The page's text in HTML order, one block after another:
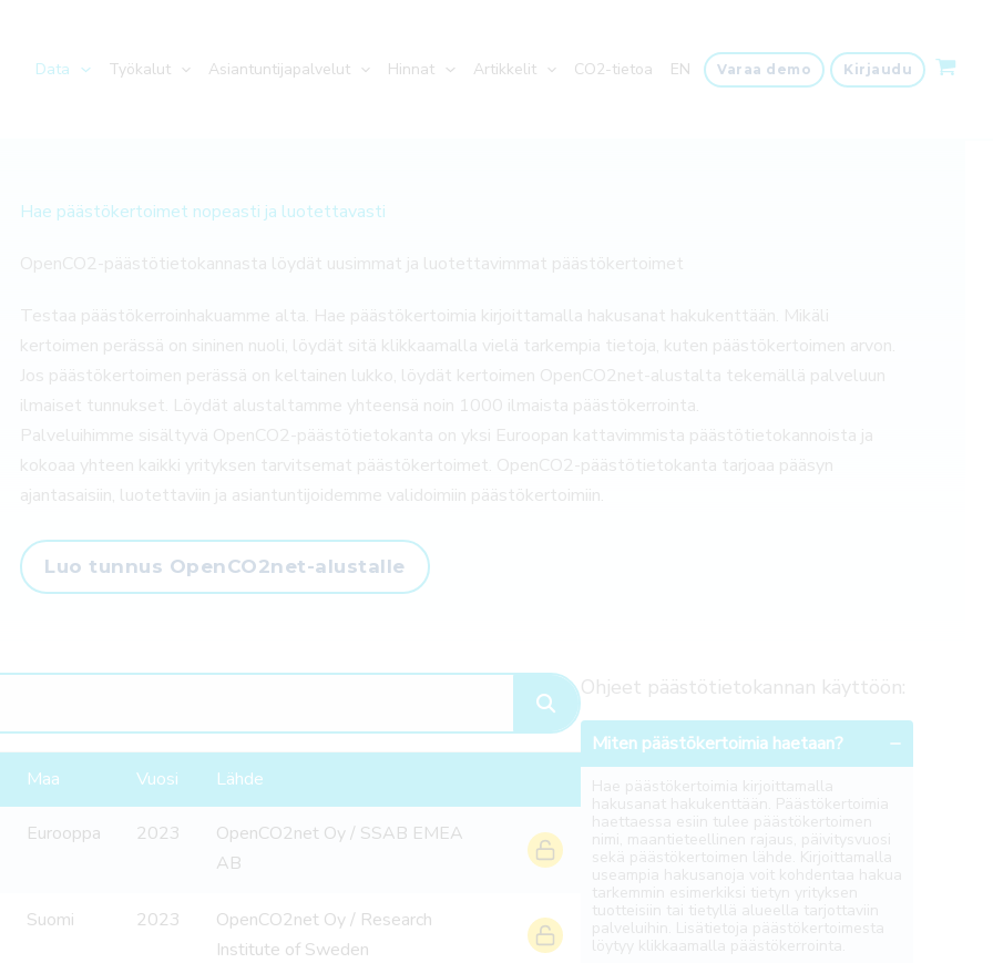
Data Työkalut Asiantuntijapalvelut Hinnat Artikkelit CO2-tietoa EN Varaa demo Kirjaudu
Hae päästökertoimet nopeasti ja luotettavasti
OpenCO2-päästötietokannasta löydät uusimmat ja luotettavimmat päästökertoimet
Testaa päästökerroinhakuamme alta. Hae päästökertoimia kirjoittamalla hakusanat hakukenttään. Mikäli
kertoimen perässä on sininen nuoli, löydät sitä klikkaamalla vielä tarkempia tietoja, kuten päästökertoimen arvon.
Jos päästökertoimen perässä on keltainen lukko, löydät kertoimen OpenCO2net-alustalta tekemällä palveluun
ilmaiset tunnukset. Löydät alustaltamme yhteensä noin 1000 ilmaista päästökerrointa.
Palveluihimme sisältyvä OpenCO2-päästötietokanta on yksi Euroopan kattavimmista päästötietokannoista ja
kokoaa yhteen kaikki yrityksen tarvitsemat päästökertoimet. OpenCO2-päästötietokanta tarjoaa pääsyn
ajantasaisiin, luotettaviin ja asiantuntijoidemme validoimiin päästökertoimiin.
Luo tunnus OpenCO2net-alustalle
Maa Vuosi Lähde
Eurooppa 2023
OpenCO2net Oy / SSAB EMEA
AB
Suomi 2023
OpenCO2net Oy / Research
Institute of Sweden
Ohjeet päästötietokannan käyttöön:
Miten päästökertoimia haetaan?
Hae päästökertoimia kirjoittamalla
hakusanat hakukenttään. Päästökertoimia
haettaessa esiin tulee päästökertoimen
nimi, maantieteellinen rajaus, päivitysvuosi
sekä päästökertoimen lähde. Kirjoittamalla
useampia hakusanoja voit kohdentaa hakua
tarkemmin esimerkiksi tietyn yrityksen
tuotteisiin tai tietyllä alueella tarjottaviin
palveluihin. Lisätietoja päästökertoimesta
löytyy klikkaamalla päästökerrointa.